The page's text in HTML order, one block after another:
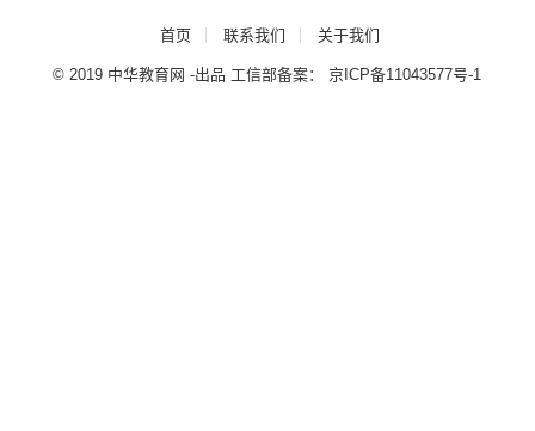
首页 联系我们 关于我们
© 2019 中华教育网 -出品 工信部备案：京ICP备11043577号-1